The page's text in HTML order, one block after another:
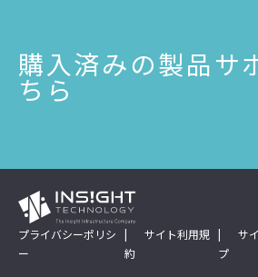
購入済みの製品サ
ちら
プライバシーポリシ
ー
サイト利用規
約
サ
プ